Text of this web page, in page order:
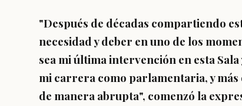
"Después de décadas compartiendo
necesidad y deber en uno de los
sea mi última intervención en esta
mi carrera como parlamentaria, y
de manera abrupta", comenzó la